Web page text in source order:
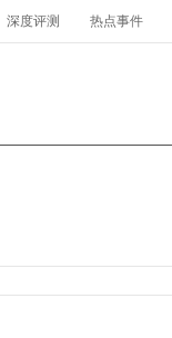
深度评测 热点事件